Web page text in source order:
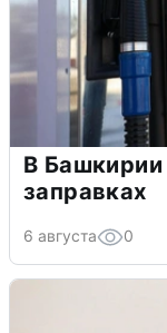
В Башкирии
заправках
6 августа 0